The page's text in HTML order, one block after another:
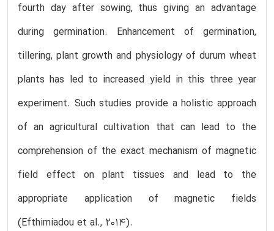
fourth day after sowing, thus giving an advantage
during germination. Enhancement of germination,
tillering, plant growth and physiology of durum wheat
plants has led to increased yield in this three year
experiment. Such studies provide a holistic approach
of an agricultural cultivation that can lead to the
comprehension of the exact mechanism of magnetic
field effect on plant tissues and lead to the
appropriate application of magnetic fields
(Efthimiadou et al., 2014).